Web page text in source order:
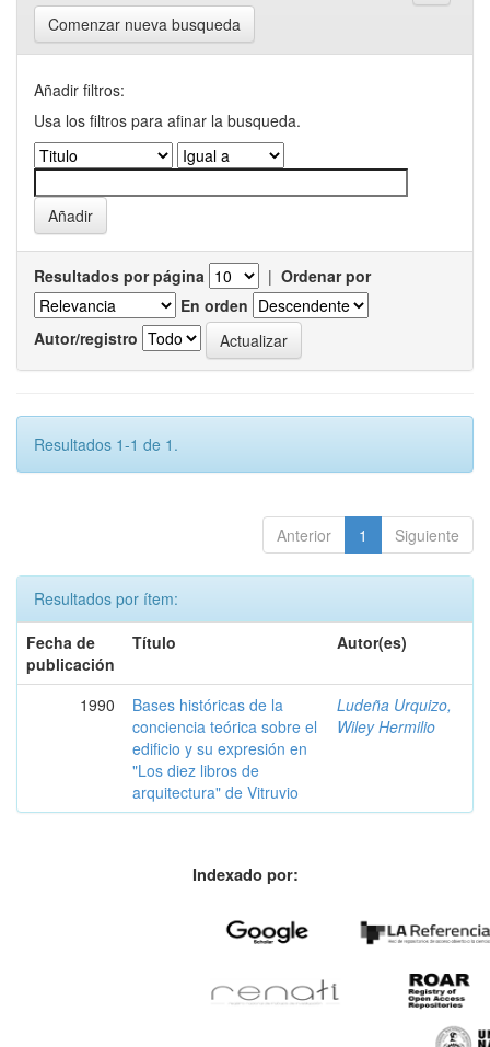
Comenzar nueva busqueda
Añadir filtros:
Usa los filtros para afinar la busqueda.
Resultados por página | Ordenar por
En orden
Autor/registro
Resultados 1-1 de 1.
Anterior 1 Siguiente
Resultados por ítem:
Fecha de
publicación
Título Autor(es)
1990
Bases históricas de la
conciencia teórica sobre el
edificio y su expresión en
"Los diez libros de
arquitectura" de Vitruvio
Ludeña Urquizo,
Wiley Hermilio
Indexado por: